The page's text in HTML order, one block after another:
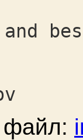
and
файл: